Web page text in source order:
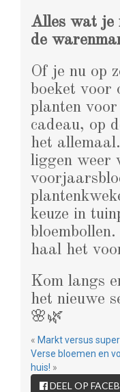
Alles wat je
de
Of je nu op
boeket voor
planten
cadeau, op
het
liggen weer
keuze in
haal het
Kom langs
het nieuwe
🌸🌿
« Markt versus
Verse bloemen en
huis! »
DEEL OP